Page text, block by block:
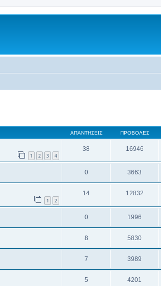
ΑΠΑΝΤΉΣΕΙΣ ΠΡΟΒΟΛΈΣ
1 2 3 4
38 16946
0 3663
1 2
14 12832
0 1996
8 5830
7 3989
5 4201